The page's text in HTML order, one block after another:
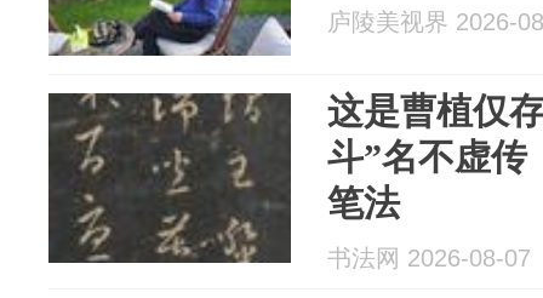
庐陵美视界 2026-
这是曹植仅
斗”名不虚传
笔法
书法网 2026-08-07